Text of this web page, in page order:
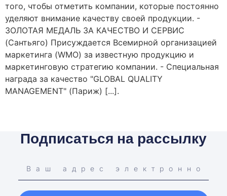
того, чтобы отметить компании, которые постоянно
уделяют внимание качеству своей продукции. -
ЗОЛОТАЯ МЕДАЛЬ ЗА КАЧЕСТВО И СЕРВИС
(Сантьяго) Присуждается Всемирной организацией
маркетинга (WMO) за известную продукцию и
маркетинговую стратегию компании. - Специальная
награда за качество "GLOBAL QUALITY
MANAGEMENT" (Париж) [...].
Подписаться на рассылку